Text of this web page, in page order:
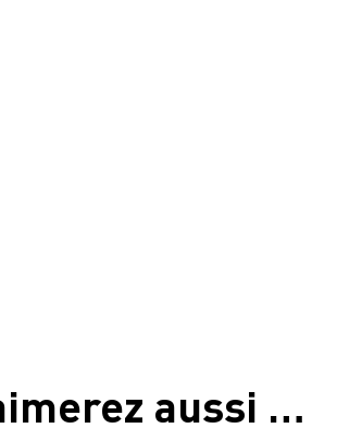
aussi …